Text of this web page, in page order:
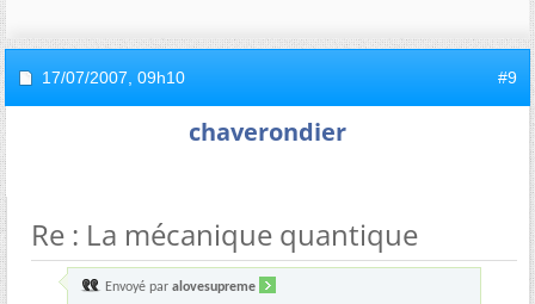
17/07/2007, 09h10 #9
chaverondier
Re : La mécanique quantique
Envoyé par alovesupreme